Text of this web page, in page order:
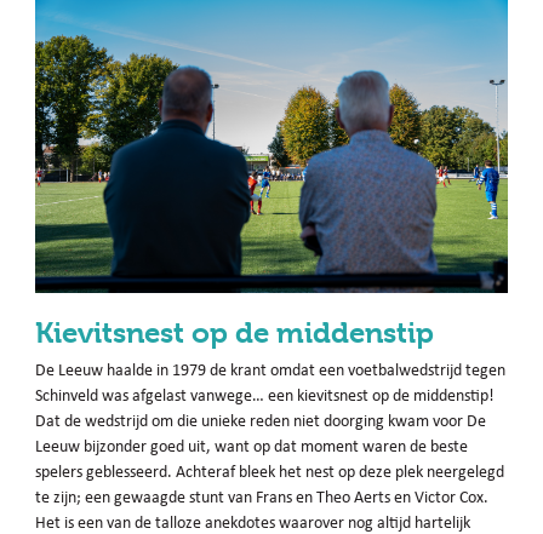
Kievitsnest op de middenstip
De Leeuw haalde in 1979 de krant omdat een voetbalwedstrijd tegen
Schinveld was afgelast vanwege… een kievitsnest op de middenstip!
Dat de wedstrijd om die unieke reden niet doorging kwam voor De
Leeuw bijzonder goed uit, want op dat moment waren de beste
spelers geblesseerd. Achteraf bleek het nest op deze plek neergelegd
te zijn; een gewaagde stunt van Frans en Theo Aerts en Victor Cox.
Het is een van de talloze anekdotes waarover nog altijd hartelijk